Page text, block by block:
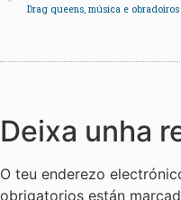
Deixa unha
O teu enderezo
obrigatorios están